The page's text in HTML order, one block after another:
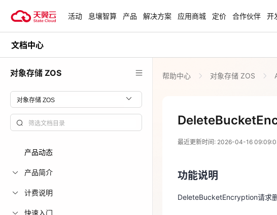
试用，产品折扣等，助您降本增
查看全部活动
安全隔离版OpenClaw NEW
企业出海解决方案
助力您的业务扬帆出海，通达全
云上钜惠
爆款云主机全场特惠，2核4G只
活动 息壤智算 产品 解决方案 应用商城 定价 合作伙伴 开
文档中心
对象存储 ZOS
产品动态
产品简介
计费说明
快速入门
帮助中心 对象存储 ZOS
最近更新时间: 2026-04-16
2026-04-16 01:09:03
DeleteBucketEncryption请求
请求消息样式
功能说明
DeleteBucketEncryption请求